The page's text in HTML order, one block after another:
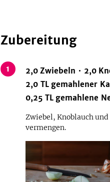
Zubereitung
1 2,0 Zwiebeln 2,0
2,0 TL gemahlener
0,25 TL gemahlene
Zwiebel, Knoblauch
vermengen.